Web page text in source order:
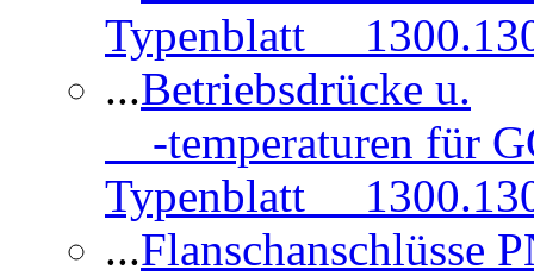
Typenblatt
...Betriebsdrücke u.
-temperaturen für
Typenblatt
...